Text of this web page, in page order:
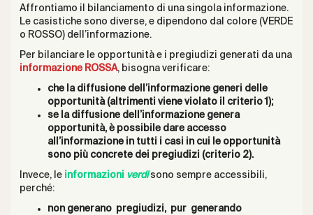
Affrontiamo il bilanciamento di una singola informazione.
Le casistiche sono diverse, e dipendono dal colore (VERDE
o ROSSO) dell’informazione.
Per bilanciare le opportunità e i pregiudizi generati da una
informazione ROSSA, bisogna verificare:
che la diffusione dell’informazione generi delle
opportunità (altrimenti viene violato il criterio 1);
se la diffusione dell’informazione genera
opportunità, è possibile dare accesso
all’informazione in tutti i casi in cui le opportunità
sono più concrete dei pregiudizi (criterio 2).
Invece, le informazioni verdisono sempre accessibili,
perché:
non generano pregiudizi, pur generando